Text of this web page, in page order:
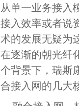
从单一业务接入
接入效率或者说
术的发展无疑为
在逐渐的朝光纤
个背景下，瑞斯
合接入网的几大